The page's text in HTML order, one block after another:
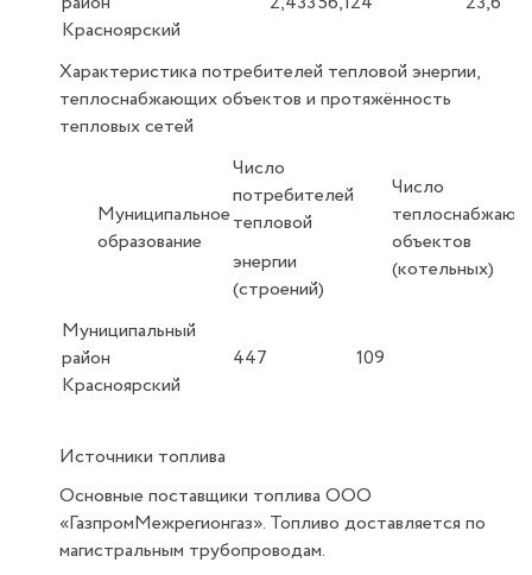
Красноярский
Характеристика потребителей тепловой энергии,
теплоснабжающих объектов и протяжённость
тепловых сетей
Муниципальное
образование
Число
потребителей
тепловой
энергии
(строений)
Число
объектов
(котельных)
Муниципальный
район
Красноярский
447 109
Источники топлива
Основные поставщики топлива ООО
«ГазпромМежрегионгаз». Топливо доставляется по
магистральным трубопроводам.